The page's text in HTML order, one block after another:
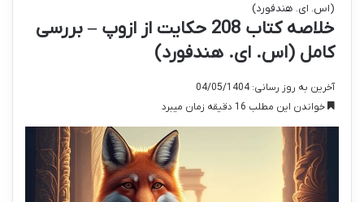
(اس. ای. هندفورد)
خلاصه کتاب 208 حکایت از ازوپ – بررسی
کامل (اس. ای. هندفورد)
آخرین به روز رسانی: 04/05/1404
خواندن این مطلب 16 دقیقه زمان میبرد